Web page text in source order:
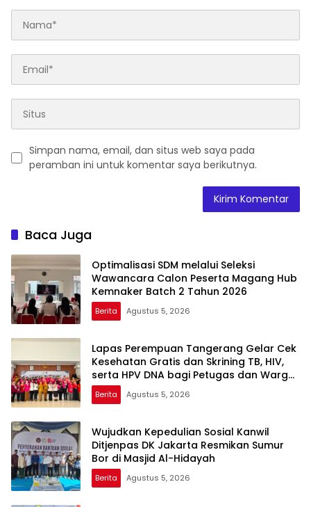
Simpan nama, email, dan situs web saya pada
peramban ini untuk komentar saya berikutnya.
Baca Juga
Optimalisasi SDM melalui Seleksi
Wawancara Calon Peserta Magang Hub
Kemnaker Batch 2 Tahun 2026
Berita Agustus 5, 2026
Lapas Perempuan Tangerang Gelar Cek
Kesehatan Gratis dan Skrining TB, HIV,
serta HPV DNA bagi Petugas dan Warga
Binaan
Berita Agustus 5, 2026
Wujudkan Kepedulian Sosial Kanwil
Ditjenpas DK Jakarta Resmikan Sumur
Bor di Masjid Al-Hidayah
Berita Agustus 5, 2026